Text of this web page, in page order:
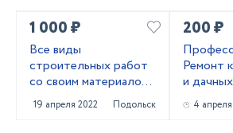
1 000 ₽
Все виды
строительных работ
со своим материалом
и с материалом
заказчика
19 апреля 2022 Подольск
200 ₽
Ремонт
и
4